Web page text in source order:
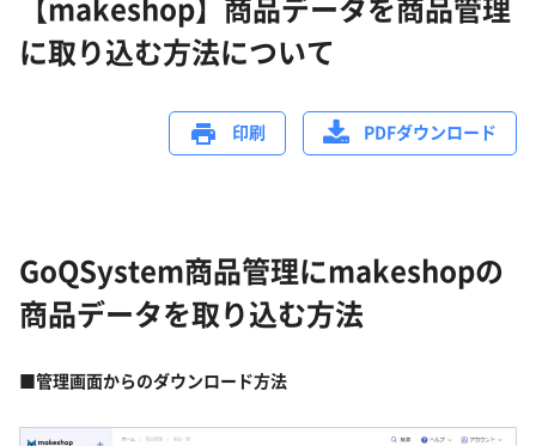
に取り込む方法について
印刷 PDFダウンロード
GoQSystem商品管理にmakeshopの
商品データを取り込む方法
■管理画面からのダウンロード方法